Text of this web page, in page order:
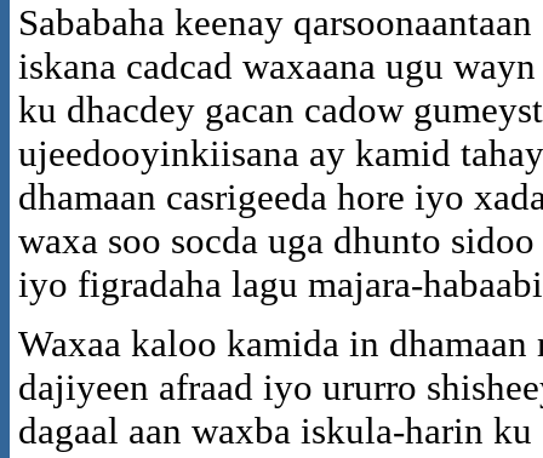
Sababaha keenay
iskana cadcad waxaana ugu
ku dhacdey gacan cadow
ujeedooyinkiisana ay kamid
dhamaan casrigeeda hore iyo
waxa soo socda uga dhunto
iyo figradaha lagu majara-
Waxaa kaloo kamida in
dajiyeen afraad iyo ururro
dagaal aan waxba iskula-harin